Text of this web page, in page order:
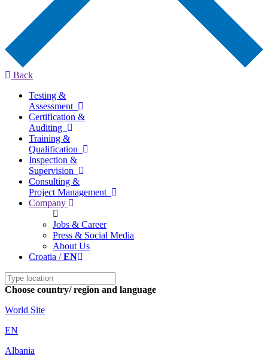
Back
Testing &
Assessment
Certification &
Auditing
Training &
Qualification
Inspection &
Supervision
Consulting &
Project Management
Company
Jobs & Career
Press & Social Media
About Us
Croatia /EN
Choose country/ region and language
World Site
EN
Albania